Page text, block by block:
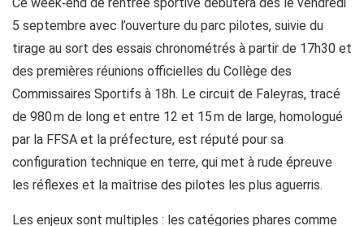
5 septembre avec l’ouverture du parc pilotes, suivie du
tirage au sort des essais chronométrés à partir de 17h30 et
des premières réunions officielles du Collège des
Commissaires Sportifs à 18h. Le circuit de Faleyras, tracé
de 980 m de long et entre 12 et 15 m de large, homologué
par la FFSA et la préfecture, est réputé pour sa
configuration technique en terre, qui met à rude épreuve
les réflexes et la maîtrise des pilotes les plus aguerris.
Les enjeux sont multiples : les catégories phares comme